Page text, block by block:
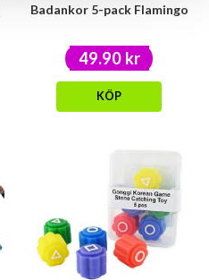
Badankor 5-pack Flamingo
49.90 kr
KÖP